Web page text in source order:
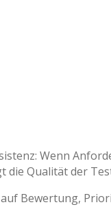
Wenn
Qualität der
Bewertung,